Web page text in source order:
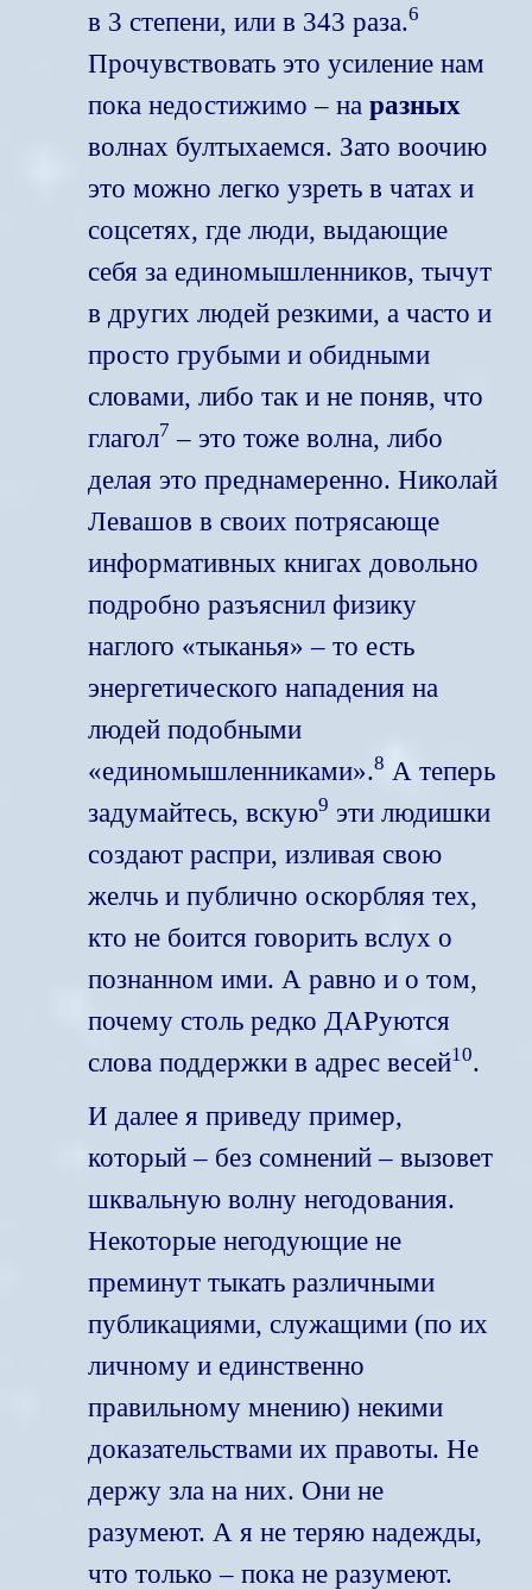
в 3 степени, или в 343 раза.6
Прочувствовать это усиление нам
пока недостижимо – на разных
волнах бултыхаемся. Зато воочию
это можно легко узреть в чатах и
соцсетях, где люди, выдающие
себя за единомышленников, тычут
в других людей резкими, а часто и
просто грубыми и обидными
словами, либо так и не поняв, что
глагол7 – это тоже волна, либо
делая это преднамеренно. Николай
Левашов в своих потрясающе
информативных книгах довольно
подробно разъяснил физику
наглого «тыканья» – то есть
энергетического нападения на
людей подобными
«единомышленниками».8 А теперь
задумайтесь, вскую9 эти людишки
создают распри, изливая свою
желчь и публично оскорбляя тех,
кто не боится говорить вслух о
познанном ими. А равно и о том,
почему столь редко ДАРуются
слова поддержки в адрес весей10.
И далее я приведу пример,
который – без сомнений – вызовет
шквальную волну негодования.
Некоторые негодующие не
преминут тыкать различными
публикациями, служащими (по их
личному и единственно
правильному мнению) некими
доказательствами их правоты. Не
держу зла на них. Они не
разумеют. А я не теряю надежды,
что только – пока не разумеют.